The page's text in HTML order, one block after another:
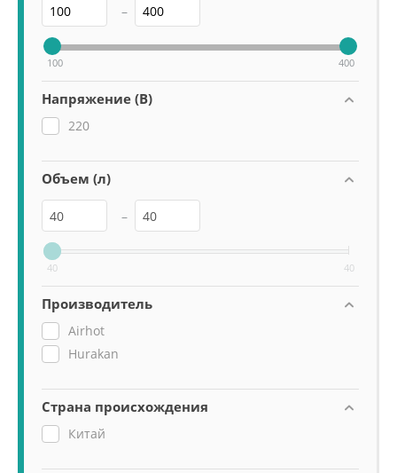
–
100 400
Напряжение (В)
220
Объем (л)
–
40 40
Производитель
Airhot
Hurakan
Страна происхождения
Китай